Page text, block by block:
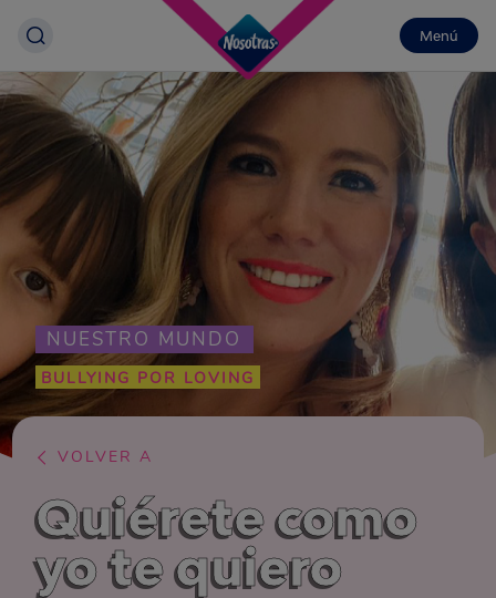
Menú
NUESTRO MUNDO
BULLYING POR LOVING
VOLVER A
Quiérete como
yo te quiero